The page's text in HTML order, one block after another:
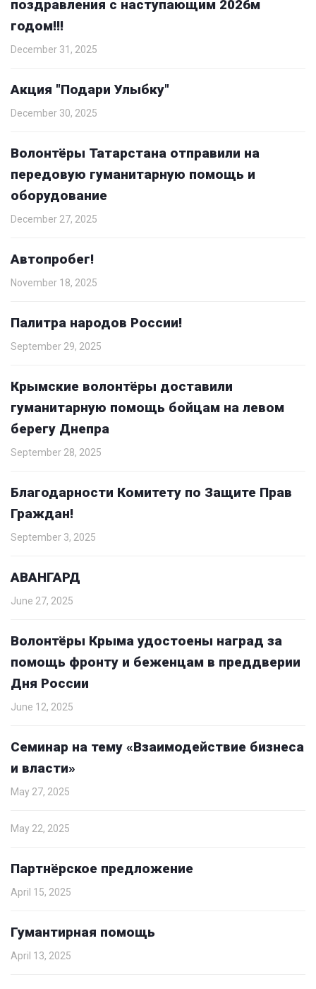
поздравления с наступающим 2026м
годом!!!
December 31, 2025
Акция "Подари Улыбку"
December 30, 2025
Волонтёры Татарстана отправили на
передовую гуманитарную помощь и
оборудование
December 27, 2025
Автопробег!
November 18, 2025
Палитра народов России!
September 29, 2025
Крымские волонтёры доставили
гуманитарную помощь бойцам на левом
берегу Днепра
September 28, 2025
Благодарности Комитету по Защите Прав
Граждан!
September 3, 2025
АВАНГАРД
June 27, 2025
Волонтёры Крыма удостоены наград за
помощь фронту и беженцам в преддверии
Дня России
June 12, 2025
Семинар на тему «Взаимодействие бизнеса
и власти»
May 27, 2025
May 22, 2025
Партнёрское предложение
April 15, 2025
Гумантирная помощь
April 13, 2025